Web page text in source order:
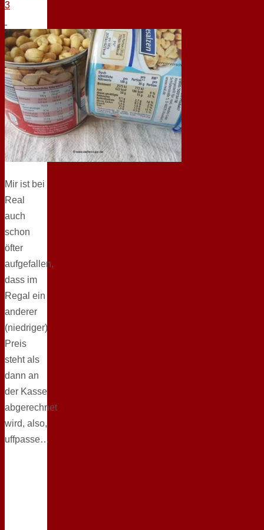
Mir ist bei
Real
auch
schon
öfter
aufgefallen,
dass im
Regal ein
anderer
(niedriger)
Preis
steht als
dann an
der Kasse
abgerechnet
wird, also,
uffpasse…